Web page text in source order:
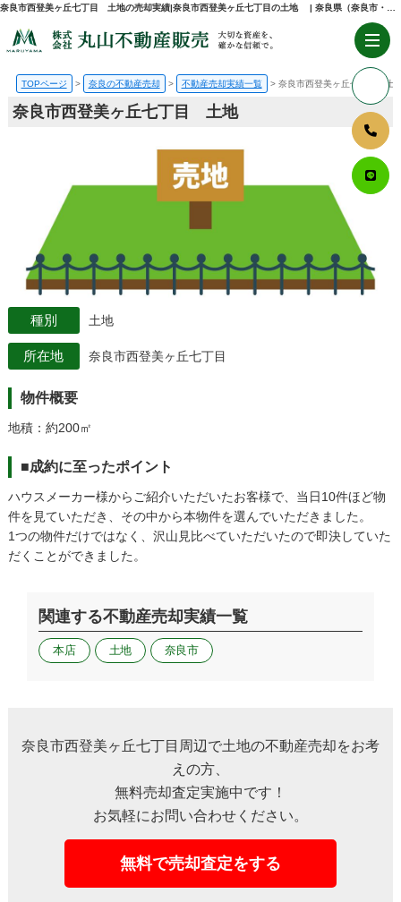
TOPページ 奈良の不動産売却 不動産売却実績一覧 奈良市西登美ヶ丘七丁目 土
奈良市西登美ヶ丘七丁目 土地
土地
奈良市西登美ヶ丘七丁目
物件概要
地積：約200㎡
■成約に至ったポイント
ハウスメーカー様からご紹介いただいたお客様で、当日10件ほど物
件を見ていただき、その中から本物件を選んでいただきました。
1つの物件だけではなく、沢山見比べていただいたので即決していた
だくことができました。
関連する不動産売却実績一覧
本店 土地 奈良市
奈良市西登美ヶ丘七丁目周辺で土地の不動産売却をお考
えの方、
無料売却査定実施中です！
お気軽にお問い合わせください。
無料で売却査定をする